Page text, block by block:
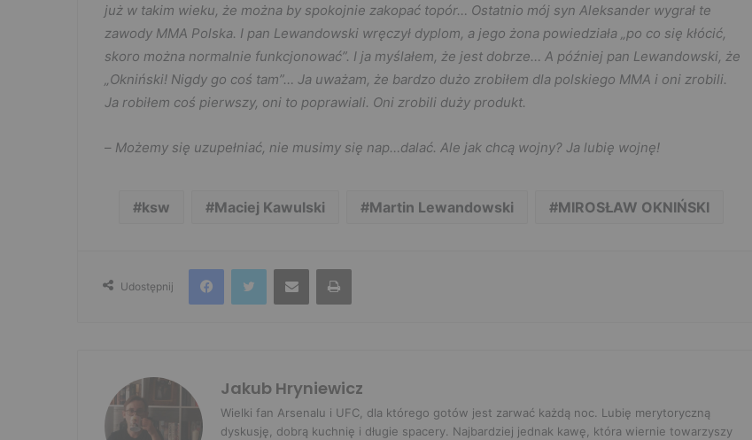
już w takim wieku, że można by spokojnie zakopać topór… Ostatnio mój syn Aleksander wygrał te
zawody MMA Polska. I pan Lewandowski wręczył dyplom, a jego żona powiedziała „po co się kłócić,
skoro można normalnie funkcjonować”. I ja myślałem, że jest dobrze… A później pan Lewandowski, że
„Okniński! Nigdy go coś tam”… Ja uważam, że bardzo dużo zrobiłem dla polskiego MMA i oni zrobili.
Ja robiłem coś pierwszy, oni to poprawiali. Oni zrobili duży produkt.
– Możemy się uzupełniać, nie musimy się nap…dalać. Ale jak chcą wojny? Ja lubię wojnę!
ksw Maciej Kawulski Martin Lewandowski MIROSŁAW OKNIŃSKI
Udostępnij
FacebookTwitter Udostępnij przez e-mail Drukuj
Jakub Hryniewicz
Wielki fan Arsenalu i UFC, dla którego gotów jest zarwać każdą noc. Lubię merytoryczną
dyskusję, dobrą kuchnię i długie spacery. Najbardziej jednak kawę, która wiernie towarzyszy